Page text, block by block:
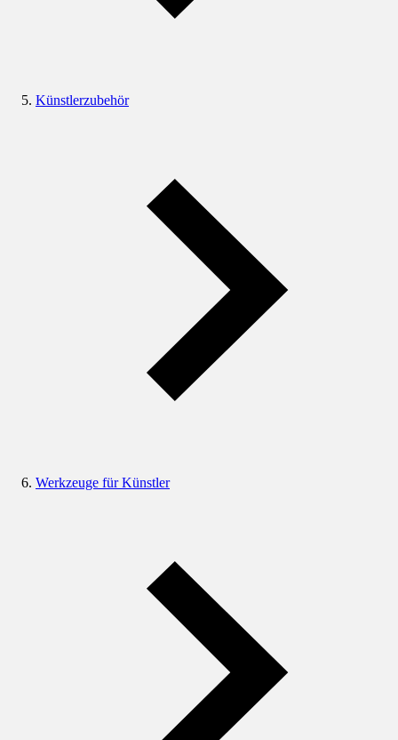
Künstlerzubehör
Werkzeuge für Künstler